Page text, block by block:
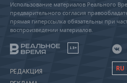
Использование материалов Реального
предварительного согласия
прямая гиперссылка обязательны при
воспроизведении материалов.
18+
РЕДАКЦИЯ
RU